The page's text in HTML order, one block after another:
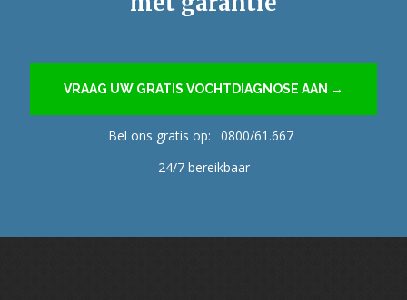
VRAAG UW GRATIS VOCHTDIAGNOSE AAN →
Bel ons gratis op:
0800/61.667
24/7 bereikbaar